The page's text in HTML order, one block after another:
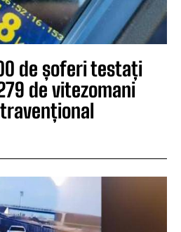
de șoferi testați
de vitezomani